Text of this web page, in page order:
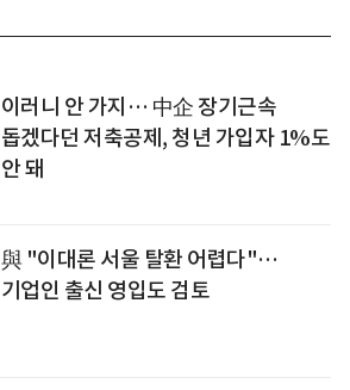
이러니 안 가지… 中企 장기근속
돕겠다던 저축공제, 청년 가입자 1%도
안 돼
與 "이대론 서울 탈환 어렵다"…
기업인 출신 영입도 검토